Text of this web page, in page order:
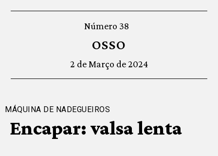
Número 38
OSSO
2 de Março de 2024
MÁQUINA DE NADEGUEIROS
Encapar: valsa lenta